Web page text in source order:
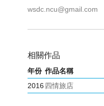
wsdc.ncu@gmail.com
相關作品
年份 作品名稱
2016 四情旅店